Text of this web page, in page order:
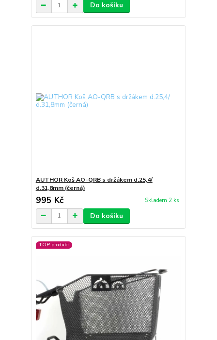
Do košíku
AUTHOR Koš AO-QRB s držákem d.25,4/
d.31,8mm (černá)
995 Kč Skladem 2 ks
Do košíku
TOP produkt